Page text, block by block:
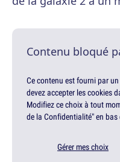
Contenu bloqué
Ce contenu est fourni par
devez accepter les cookies
Modifiez ce choix à tout
de la Confidentialité" en bas
Gérer mes choix